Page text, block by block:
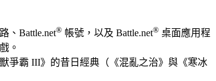
、Battle.net® 帳號，以及 Battle.net® 桌面應用程
。
爭霸 III》的昔日經典（《混亂之治》與《寒冰